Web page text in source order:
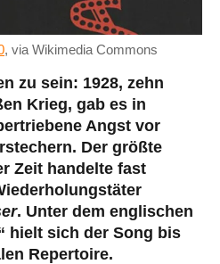
, via Wikimedia Commons
zu sein: 1928, zehn
Krieg, gab es in
Angst vor
Der größte
Zeit handelte fast
. Unter dem englischen
hielt sich der Song bis
Repertoire.